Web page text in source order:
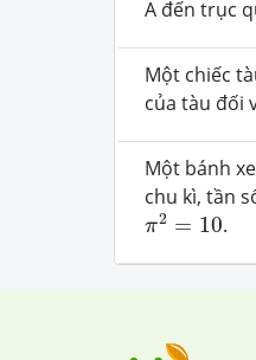
A đến trục
Một chiếc
của tàu đối
Một bánh
chu kì, tần
π2 = 10
π2=10 .